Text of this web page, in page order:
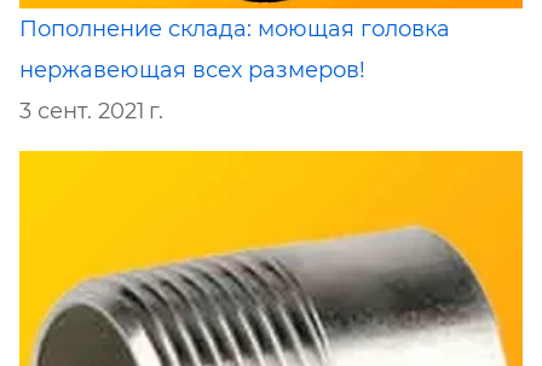
Пополнение склада: моющая головка
нержавеющая всех размеров!
3 сент. 2021 г.